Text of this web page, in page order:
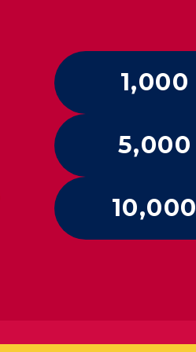
1,000
5,000
10,000